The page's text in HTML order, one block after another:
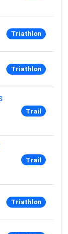
Triathlon
Triathlon
Trail
Trail
Triathlon